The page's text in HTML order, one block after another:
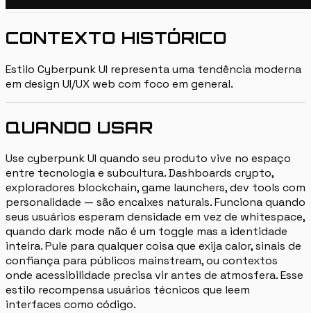
CONTEXTO HISTÓRICO
Estilo Cyberpunk UI representa uma tendência moderna
em design UI/UX web com foco em general.
QUANDO USAR
Use cyberpunk UI quando seu produto vive no espaço
entre tecnologia e subcultura. Dashboards crypto,
exploradores blockchain, game launchers, dev tools com
personalidade — são encaixes naturais. Funciona quando
seus usuários esperam densidade em vez de whitespace,
quando dark mode não é um toggle mas a identidade
inteira. Pule para qualquer coisa que exija calor, sinais de
confiança para públicos mainstream, ou contextos
onde acessibilidade precisa vir antes de atmosfera. Esse
estilo recompensa usuários técnicos que leem
interfaces como código.